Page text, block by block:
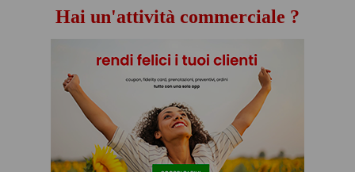
Hai un'attività commerciale ?